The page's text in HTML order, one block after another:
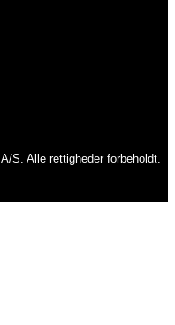
S. Alle rettigheder forbeholdt.